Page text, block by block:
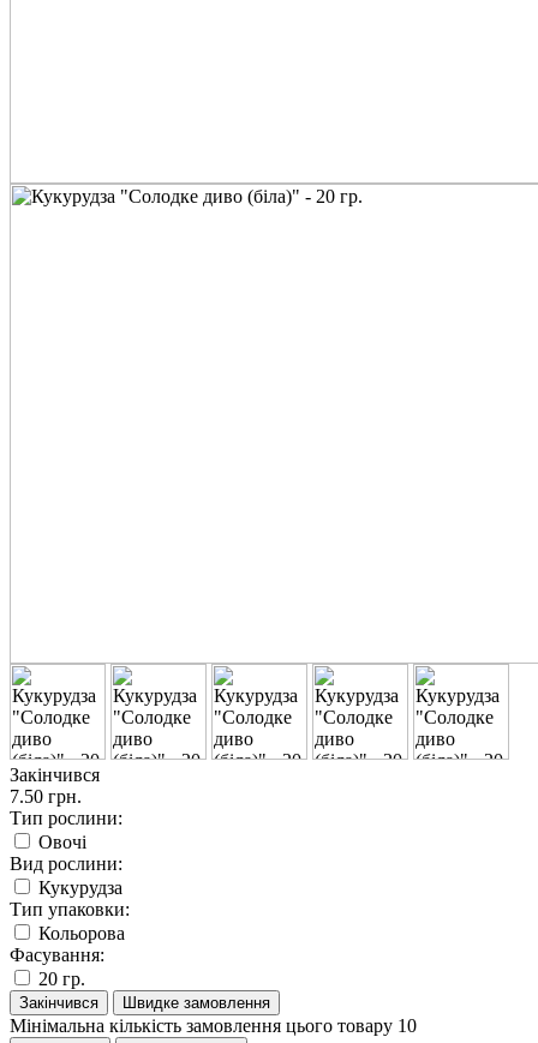
Закінчився
7.50 грн.
Тип рослини:
Овочі
Вид рослини:
Кукурудза
Тип упаковки:
Кольорова
Фасування:
20 гр.
Закінчився Швидке замовлення
Мінімальна кількість замовлення цього товару 10